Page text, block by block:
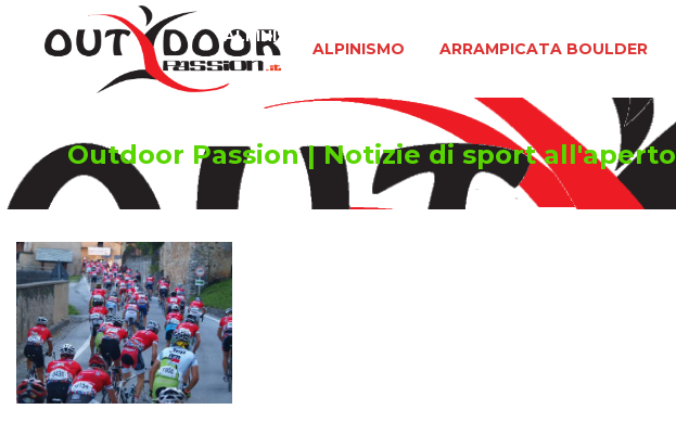
ALPINISMO ARRAMPICATA BOULDER
ALPINISMO
Outdoor Passion | Notizie di sport all'aperto